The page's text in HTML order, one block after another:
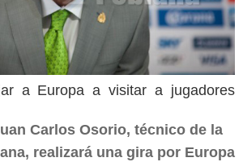
a Europa a visitar a jugadores
Carlos Osorio, técnico de la
realizará una gira por Europa